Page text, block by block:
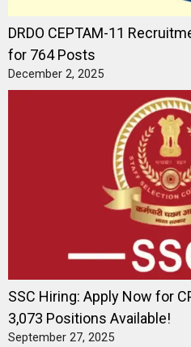
DRDO CEPTAM-11
for 764 Posts
December 2, 2025
SSC Hiring: Apply Now for
3,073 Positions Available!
September 27, 2025